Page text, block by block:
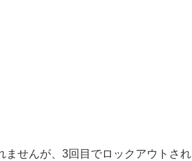
ませんが、3回目でロックアウトされ